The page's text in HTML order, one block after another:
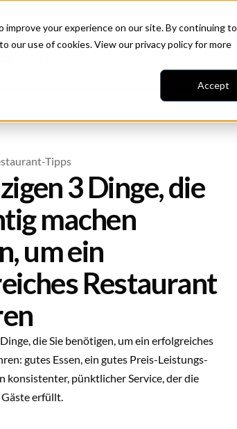
improve your experience on our site. By continuing to
our use of cookies. View ourprivacy policyfor more
Accept
Tipps
3 Dinge, die
machen
um ein
Restaurant
die Sie benötigen, um ein erfolgreiches
gutes Essen, ein gutes Preis-Leistungs-
konsistenter, pünktlicher Service, der die
erfüllt.